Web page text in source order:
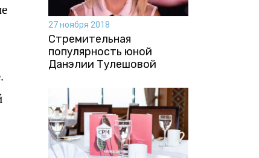
27 ноября 2018
Стремительная
популярность юной
Данэлии Тулешовой